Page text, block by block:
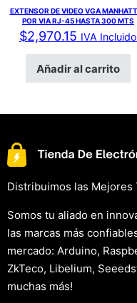
EXTENSOR DE VIDEO VGA
POR VIA RJ-45 HASTA 300 MTS
$2,970.15 IVA Incluido
Añadir al carrito
Distribuimos las Mejores
Somos tu aliado en
las marcas más
mercado: Arduino,
ZkTeco, Libelium,
muchas más!